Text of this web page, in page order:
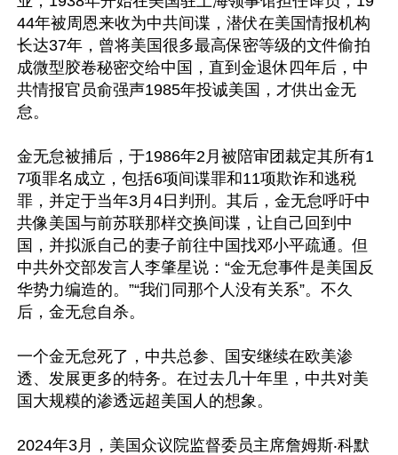
44年被周恩来收为中共间谍，潜伏在美国情报机构
长达37年，曾将美国很多最高保密等级的文件偷拍
成微型胶卷秘密交给中国，直到金退休四年后，中
共情报官员俞强声1985年投诚美国，才供出金无
怠。
金无怠被捕后，于1986年2月被陪审团裁定其所有1
7项罪名成立，包括6项间谍罪和11项欺诈和逃税
罪，并定于当年3月4日判刑。其后，金无怠呼吁中
共像美国与前苏联那样交换间谍，让自己回到中
国，并拟派自己的妻子前往中国找邓小平疏通。但
中共外交部发言人李肇星说：“金无怠事件是美国反
华势力编造的。”“我们同那个人没有关系”。不久
后，金无怠自杀。
一个金无怠死了，中共总参、国安继续在欧美渗
透、发展更多的特务。在过去几十年里，中共对美
国大规糢的渗透远超美国人的想象。
2024年3月，美国众议院监督委员主席詹姆斯‧科默